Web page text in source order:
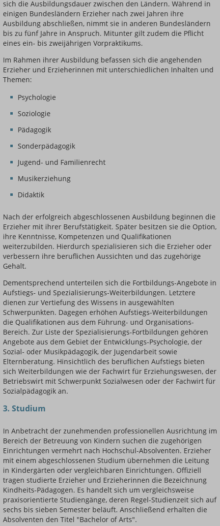
sich die Ausbildungsdauer zwischen den Ländern. Während in
einigen Bundesländern Erzieher nach zwei Jahren ihre
Ausbildung abschließen, nimmt sie in anderen Bundesländern
bis zu fünf Jahre in Anspruch. Mitunter gilt zudem die Pflicht
eines ein- bis zweijährigen Vorpraktikums.
Im Rahmen ihrer Ausbildung befassen sich die angehenden
Erzieher und Erzieherinnen mit unterschiedlichen Inhalten und
Themen:
Psychologie
Soziologie
Pädagogik
Sonderpädagogik
Jugend- und Familienrecht
Musikerziehung
Didaktik
Nach der erfolgreich abgeschlossenen Ausbildung beginnen die
Erzieher mit ihrer Berufstätigkeit. Später besitzen sie die Option,
ihre Kenntnisse, Kompetenzen und Qualifikationen
weiterzubilden. Hierdurch spezialisieren sich die Erzieher oder
verbessern ihre beruflichen Aussichten und das zugehörige
Gehalt.
Dementsprechend unterteilen sich die Fortbildungs-Angebote in
Aufstiegs- und Spezialisierungs-Weiterbildungen. Letztere
dienen zur Vertiefung des Wissens in ausgewählten
Schwerpunkten. Dagegen erhöhen Aufstiegs-Weiterbildungen
die Qualifikationen aus dem Führung- und Organisations-
Bereich. Zur Liste der Spezialisierungs-Fortbildungen gehören
Angebote aus dem Gebiet der Entwicklungs-Psychologie, der
Sozial- oder Musikpädagogik, der Jugendarbeit sowie
Elternberatung. Hinsichtlich des beruflichen Aufstiegs bieten
sich Weiterbildungen wie der Fachwirt für Erziehungswesen, der
Betriebswirt mit Schwerpunkt Sozialwesen oder der Fachwirt für
Sozialpädagogik an.
3. Studium
In Anbetracht der zunehmenden professionellen Ausrichtung im
Bereich der Betreuung von Kindern suchen die zugehörigen
Einrichtungen vermehrt nach Hochschul-Absolventen. Erzieher
mit einem abgeschlossenen Studium übernehmen die Leitung
in Kindergärten oder vergleichbaren Einrichtungen. Offiziell
tragen studierte Erzieher und Erzieherinnen die Bezeichnung
Kindheits-Pädagogen. Es handelt sich um vergleichsweise
praxisorientierte Studiengänge, deren Regel-Studienzeit sich auf
sechs bis sieben Semester beläuft. Anschließend erhalten die
Absolventen den Titel "Bachelor of Arts".